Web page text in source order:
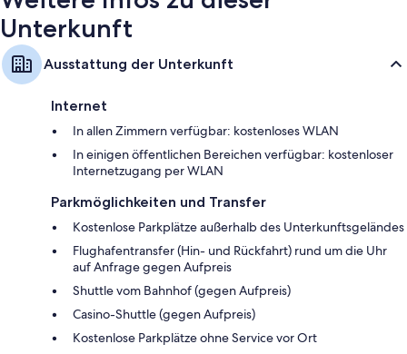
Unterkunft
Ausstattung der Unterkunft
Internet
In allen Zimmern verfügbar: kostenloses WLAN
In einigen öffentlichen Bereichen verfügbar: kostenloser
Internetzugang per WLAN
Parkmöglichkeiten und Transfer
Kostenlose Parkplätze außerhalb des Unterkunftsgeländes
Flughafentransfer (Hin- und Rückfahrt) rund um die Uhr
auf Anfrage gegen Aufpreis
Shuttle vom Bahnhof (gegen Aufpreis)
Casino-Shuttle (gegen Aufpreis)
Kostenlose Parkplätze ohne Service vor Ort